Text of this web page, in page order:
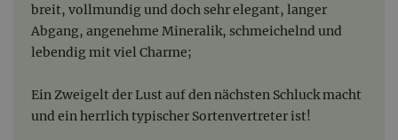
breit, vollmundig und doch sehr elegant, langer
Abgang, angenehme Mineralik, schmeichelnd und
lebendig mit viel Charme;
Ein Zweigelt der Lust auf den nächsten Schluck macht
und ein herrlich typischer Sortenvertreter ist!